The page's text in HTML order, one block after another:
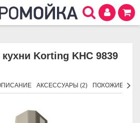
Korting KHC 9839
АКСЕССУАРЫ (2) ПОХОЖИЕ